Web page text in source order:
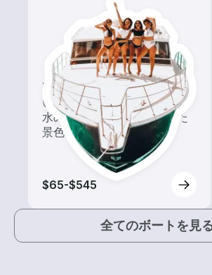
ツアー
いろんな再発見があるかも!?
水の上から眺める一味違った
景色を楽しもう！
$65-$545
全てのボートを見